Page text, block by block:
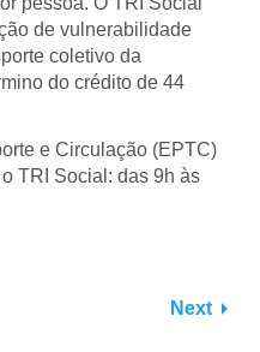
de vulnerabilidade
coletivo da
do crédito de 44
e Circulação (EPTC)
TRI Social: das 9h às
Next